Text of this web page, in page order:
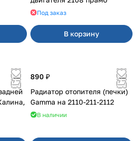
Под заказ
В корзину
890 ₽
Радиатор отопителя (печки)
Gamma на 2110-211-2112
В наличии